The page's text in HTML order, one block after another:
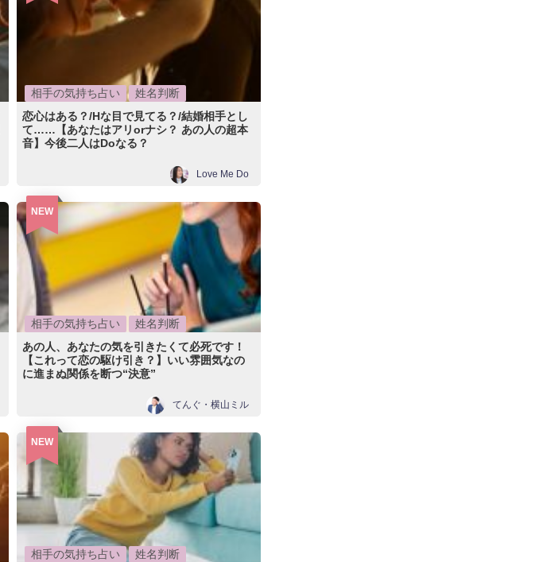
相手の気持ち占い
姓名判断
恋心はある？/Hな目で見てる？/結婚相手とし
て……【あなたはアリorナシ？ あの人の超本
音】今後二人はDoなる？
Love Me Do
NEW
相手の気持ち占い
姓名判断
あの人、あなたの気を引きたくて必死です！
【これって恋の駆け引き？】いい雰囲気なの
に進まぬ関係を断つ“決意”
てんぐ・横山ミル
NEW
相手の気持ち占い
姓名判断